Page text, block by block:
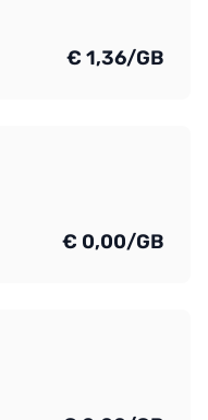
€ 1,36/GB
€ 0,00/GB